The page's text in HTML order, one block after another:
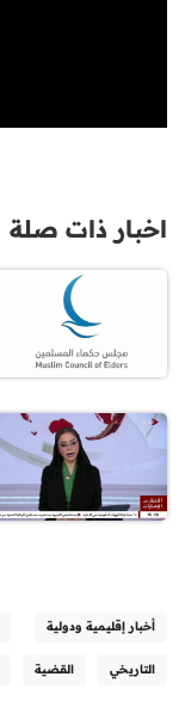
اخبار ذات صلة
أخبار إقليمية ودولية
التاريخي القضية